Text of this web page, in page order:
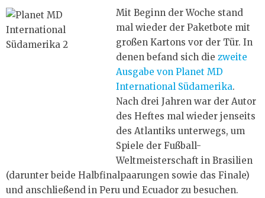
Mit Beginn der Woche stand
mal wieder der Paketbote mit
großen Kartons vor der Tür. In
denen befand sich die zweite
Ausgabe von Planet MD
International Südamerika.
Nach drei Jahren war der Autor
des Heftes mal wieder jenseits
des Atlantiks unterwegs, um
Spiele der Fußball-
Weltmeisterschaft in Brasilien
(darunter beide Halbfinalpaarungen sowie das Finale)
und anschließend in Peru und Ecuador zu besuchen.